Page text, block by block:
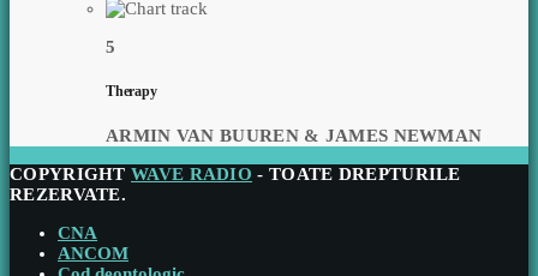
5
Therapy
ARMIN VAN BUUREN & JAMES NEWMAN
COPYRIGHTWAVE RADIO - TOATE DREPTURILE
REZERVATE.
CNA
ANCOM